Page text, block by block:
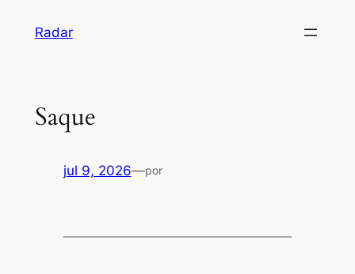
Radar
Saque
jul 9, 2026—por